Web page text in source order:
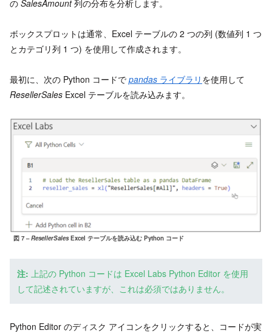
の SalesAmount列の分布を分析します。
ボックスプロットは通常、Excel テーブルの 2 つの列 (数値列 1 つ
とカテゴリ列 1 つ) を使用して作成されます。
最初に、次の Python コードで pandas ライブラリ を使用して
ResellerSales Excel テーブルを読み込みます。
図 7 –ResellerSalesExcel テーブルを読み込む Python コード
注: 上記の Python コードは Excel Labs Python Editor を使用
して記述されていますが、これは必須ではありません。
Python Editor のディスク アイコンをクリックすると、コードが実